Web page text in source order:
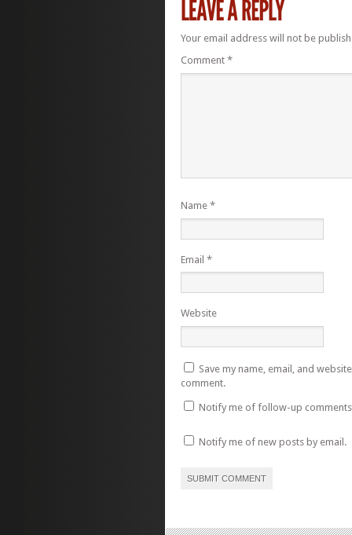
Your email address will not be
Comment *
Name *
Email *
Website
Save my name, email, and
comment.
Notify me of follow-up
Notify me of new posts by email.